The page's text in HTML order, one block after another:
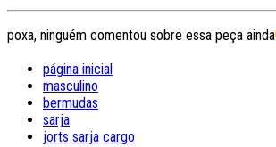
poxa, ninguém comentou sobre essa peça ainda
página inicial
masculino
bermudas
sarja
jorts sarja cargo